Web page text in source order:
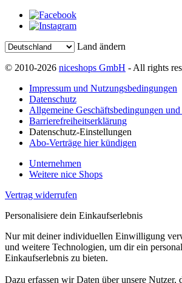
Land ändern
© 2010-2026 niceshops GmbH - All rights
Impressum und Nutzungsbedingungen
Datenschutz
Allgemeine Geschäftsbedingungen
Barrierefreiheitserklärung
Datenschutz-Einstellungen
Abo-Verträge hier kündigen
Unternehmen
Weitere nice Shops
Vertrag widerrufen
Personalisiere dein Einkaufserlebnis
Nur mit deiner individuellen Einwilligung
und weitere Technologien, um dir ein
Einkaufserlebnis zu bieten.
Dazu erfassen wir Daten über unsere Nutzer,